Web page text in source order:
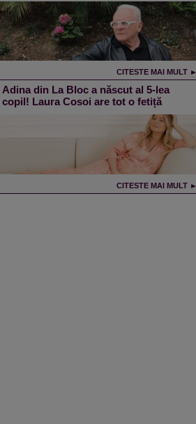
CITESTE MAI MULT ►
Adina din La Bloc a născut al 5-lea
copil! Laura Cosoi are tot o fetiță
CITESTE MAI MULT ►